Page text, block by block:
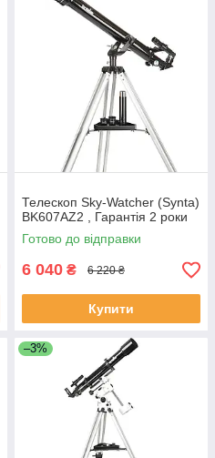
Телескоп Sky-Watcher (Synta)
BK607AZ2 , Гарантія 2 роки
Готово до відправки
6 040 ₴ 6 220 ₴
Купити
–3%